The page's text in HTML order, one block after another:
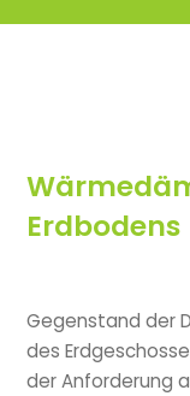
Erdbodens
Gegenstand der
des
der Anforderung